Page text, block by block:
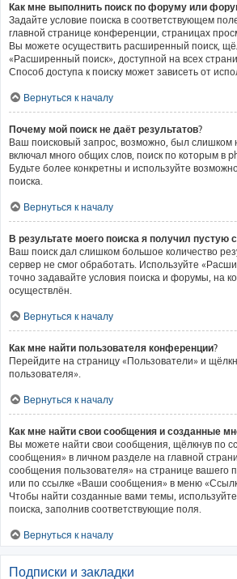
Как мне выполнить поиск по форуму или
Задайте условие поиска в соответствующем
главной странице конференции, страницах
Вы можете осуществить расширенный поиск,
«Расширенный поиск», доступной на всех
Способ доступа к поиску может зависеть от
Вернуться к началу
Почему мой поиск не даёт результатов?
Ваш поисковый запрос, возможно, был слишком
включал много общих слов, поиск по которым в
Будьте более конкретны и используйте
поиска.
Вернуться к началу
В результате моего поиска я получил пустую
Ваш поиск дал слишком большое количество
сервер не смог обработать. Используйте
точно задавайте условия поиска и форумы, на
осуществлён.
Вернуться к началу
Как мне найти пользователя конференции?
Перейдите на страницу «Пользователи» и
пользователя».
Вернуться к началу
Как мне найти свои сообщения и созданные
Вы можете найти свои сообщения, щёлкнув по
сообщения» в личном разделе на главной
сообщения пользователя» на странице вашего
или по ссылке «Ваши сообщения» в меню
Чтобы найти созданные вами темы,
поиска, заполнив соответствующие поля.
Вернуться к началу
Подписки и закладки